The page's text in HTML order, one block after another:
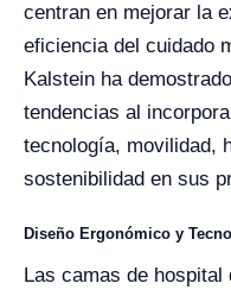
centran en mejorar la
eficiencia del cuidado
Kalstein ha
tendencias al
tecnología, movilidad,
sostenibilidad en sus
Diseño Ergonómico y
Las camas de hospital